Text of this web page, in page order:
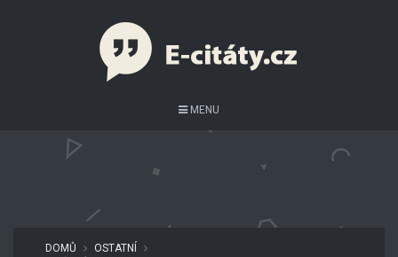
MENU
DOMŮ
OSTATNÍ